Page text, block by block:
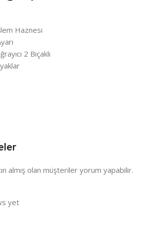
Haznesı
2 Bıçaklı
yet
almış olan müşteriler yorum yapabilir.